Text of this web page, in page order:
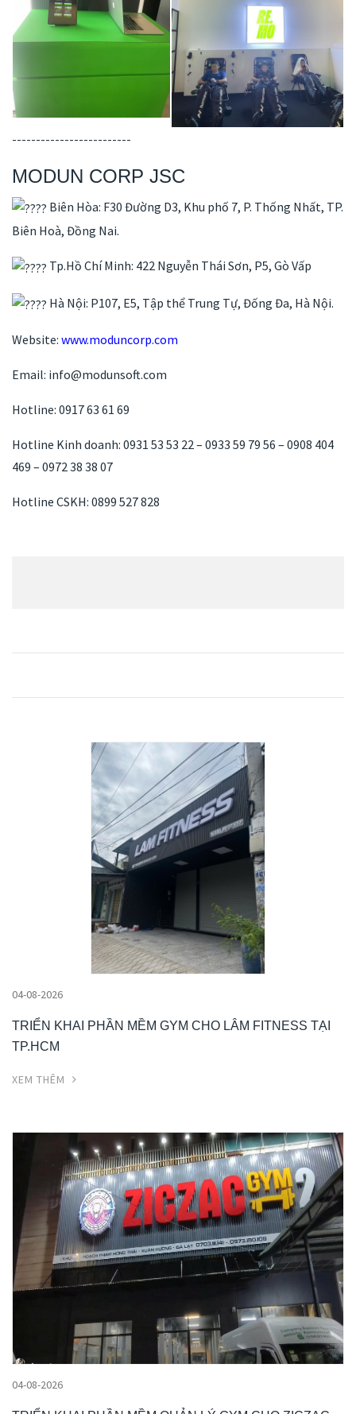
-------------------------
MODUN CORP JSC
Biên Hòa: F30 Đường D3, Khu phố 7, P. Thống Nhất, TP.
Biên Hoà, Đồng Nai.
Tp.Hồ Chí Minh: 422 Nguyễn Thái Sơn, P5, Gò Vấp
Hà Nội: P107, E5, Tập thể Trung Tự, Đống Đa, Hà Nội.
Website: www.moduncorp.com
Email: info@modunsoft.com
Hotline: 0917 63 61 69
Hotline Kinh doanh: 0931 53 53 22 – 0933 59 79 56 – 0908 404
469 – 0972 38 38 07
Hotline CSKH: 0899 527 828
04-08-2026
TRIỂN KHAI PHẦN MỀM GYM CHO LÂM FITNESS TẠI
TP.HCM
XEM THÊM
04-08-2026